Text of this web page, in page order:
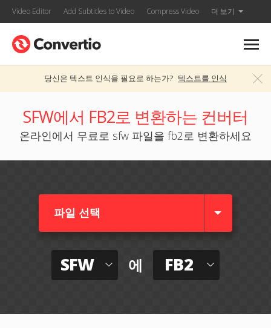
Video Editor Add Subtitles to Video Compress Video 더 보기
당신은 텍스트 인식을 필요로 하는가? 텍스트를 인식
SFW에서 FB2로 변환하는 컨버터
온라인에서 무료로 sfw 파일을 fb2로 변환하세요
파일 선택
SFW 에 FB2